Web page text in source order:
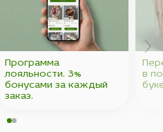
Программа
лояльности. 3%
бонусами за каждый
заказ.
в